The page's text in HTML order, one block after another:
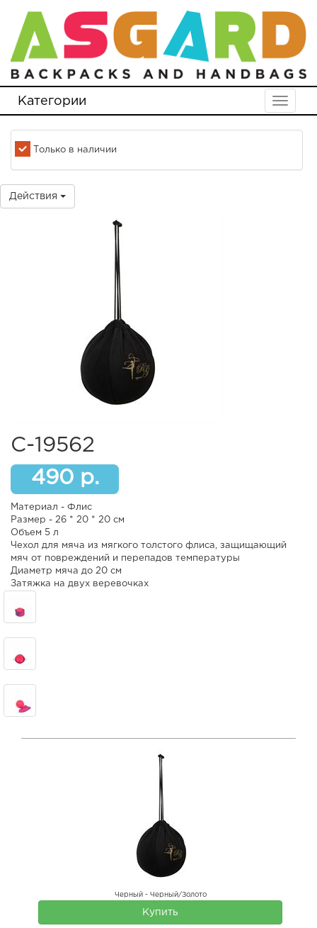
Категории
Toggle
Только в наличии
Действия
С-19562
490 р.
Материал - Флис
Размер - 26 * 20 * 20 см
Объем 5 л
Чехол для мяча из мягкого толстого флиса, защищающий
мяч от повреждений и перепадов температуры
Диаметр мяча до 20 см
Затяжка на двух веревочках
Черный - Черный/Золото
Купить